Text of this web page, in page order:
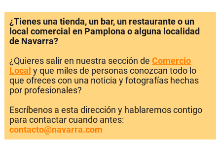
¿Tienes una tienda, un bar, un restaurante o un
local comercial en Pamplona o alguna localidad
de Navarra?
¿Quieres salir en nuestra sección de Comercio
Local y que miles de personas conozcan todo lo
que ofreces con una noticia y fotografías hechas
por profesionales?
Escríbenos a esta dirección y hablaremos contigo
para contactar cuando antes:
contacto@navarra.com